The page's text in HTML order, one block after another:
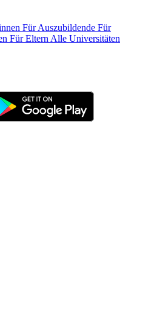
Für Auszubildende Für
Für Eltern Alle Universitäten